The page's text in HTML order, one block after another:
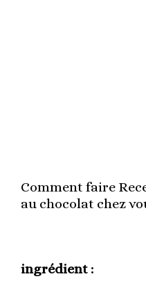
Comment faire
au chocolat chez
ingrédient :